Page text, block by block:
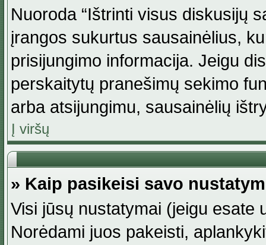
Nuoroda “Ištrinti visus diskusijų
įrangos sukurtus sausainėlius,
prisijungimo informacija. Jeigu
perskaitytų pranešimų sekimo
arba atsijungimu, sausainėlių
Į viršų
» Kaip pasikeisi savo
Visi jūsų nustatymai (jeigu esate
Norėdami juos pakeisti,